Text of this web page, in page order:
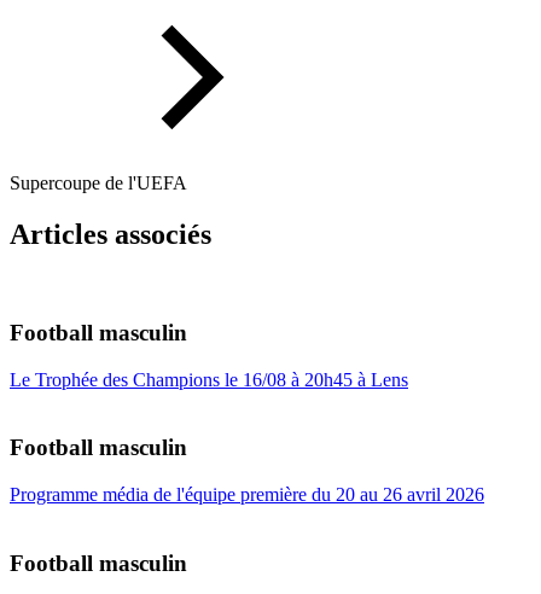
Supercoupe de l'UEFA
Articles associés
Football masculin
Le Trophée des Champions le 16/08 à 20h45 à Lens
Football masculin
Programme média de l'équipe première du 20 au 26 avril 2026
Football masculin